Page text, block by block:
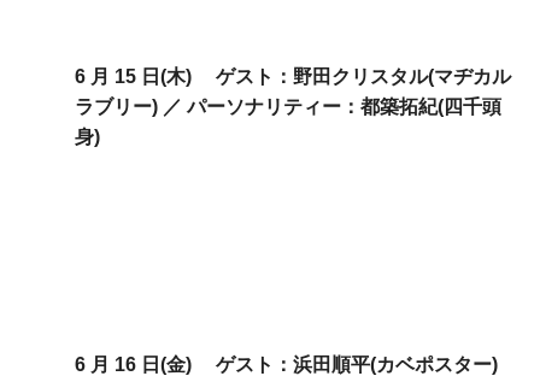
6 月 15 日(木) ゲスト： 野田クリスタル(マヂカル
ラブリー) ／パーソナリティー：都築拓紀(四千頭
身)
6 月 16 日(金) ゲスト：浜田順平(カベポスター)